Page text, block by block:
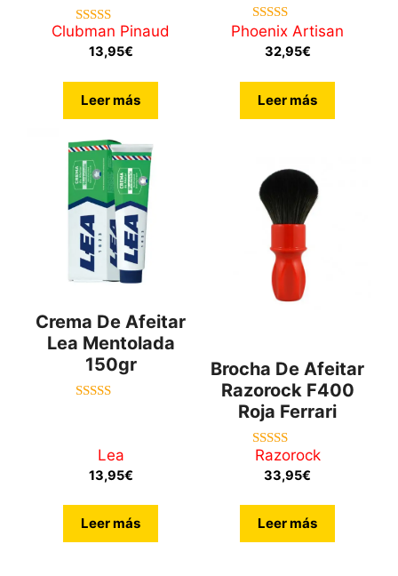
3.67
de 5
Clubman Pinaud
13,95€
Leer más
5.00
de 5
Phoenix Artisan
32,95€
Leer más
Crema De Afeitar
Lea Mentolada
150gr
Lea
13,95€
Leer más
Brocha De Afeitar
Razorock F400
Roja Ferrari
5.00
de 5
Razorock
33,95€
Leer más